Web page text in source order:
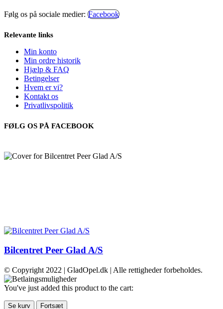
Følg os på sociale medier: Facebook
Relevante links
Min konto
Min ordre historik
Hjælp & FAQ
Betingelser
Hvem er vi?
Kontakt os
Privatlivspolitik
FØLG OS PÅ FACEBOOK
Bilcentret Peer Glad A/S
© Copyright 2022 | GladOpel.dk | Alle rettigheder forbeholdes.
You've just added this product to the cart:
Se kurv Fortsæt